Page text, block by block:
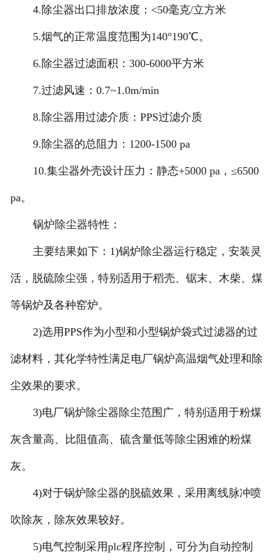
4.除尘器出口排放浓度：<50毫克/立方米
5.烟气的正常温度范围为140°190℃。
6.除尘器过滤面积：300-6000平方米
7.过滤风速：0.7~1.0m/min
8.除尘器用过滤介质：PPS过滤介质
9.除尘器的总阻力：1200-1500 pa
10.集尘器外壳设计压力：静态+5000 pa，≤6500
pa。
锅炉除尘器特性：
主要结果如下：1)锅炉除尘器运行稳定，安装灵
活，脱硫除尘强，特别适用于稻壳、锯末、木柴、煤
等锅炉及各种窑炉。
2)选用PPS作为小型和小型锅炉袋式过滤器的过
滤材料，其化学特性满足电厂锅炉高温烟气处理和除
尘效果的要求。
3)电厂锅炉除尘器除尘范围广，特别适用于粉煤
灰含量高、比阻值高、硫含量低等除尘困难的粉煤
灰。
4)对于锅炉除尘器的脱硫效果，采用离线脉冲喷
吹除灰，除灰效果较好。
5)电气控制采用plc程序控制，可分为自动控制